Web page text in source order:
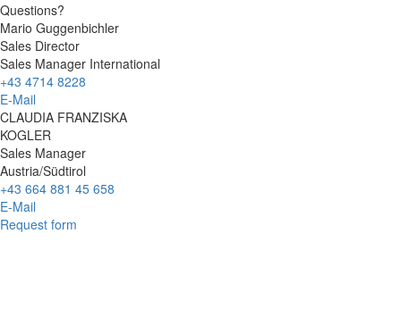
Questions?
Mario Guggenbichler
Sales Director
Sales Manager International
+43 4714 8228
E-Mail
CLAUDIA FRANZISKA
KOGLER
Sales Manager
Austria/Südtirol
+43 664 881 45 658
E-Mail
Request form